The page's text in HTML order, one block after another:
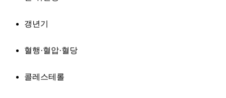
갱년기
혈행·혈압·혈당
콜레스테롤